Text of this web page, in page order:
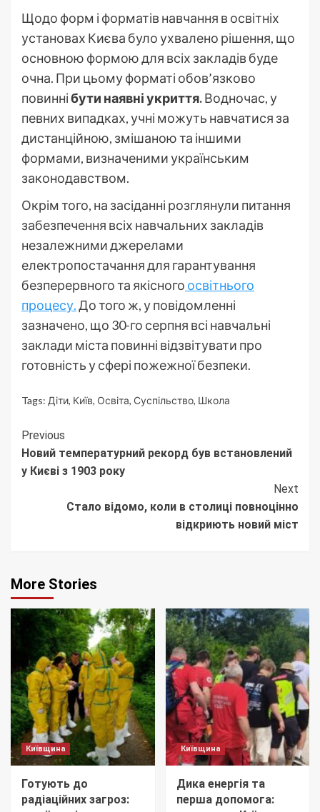
Щодо форм і форматів навчання в освітніх
установах Києва було ухвалено рішення, що
основною формою для всіх закладів буде
очна. При цьому форматі обов’язково
повиннібути наявні укриття.Водночас, у
певних випадках, учні можуть навчатися за
дистанційною, змішаною та іншими
формами, визначеними українським
законодавством.
Окрім того, на засіданні розглянули питання
забезпечення всіх навчальних закладів
незалежними джерелами
електропостачання для гарантування
безперервного та якісного освітнього
процесу.До того ж, у повідомленні
зазначено, що 30-го серпня всі навчальні
заклади міста повинні відзвітувати про
готовність у сфері пожежної безпеки.
Tags: Діти, Київ, Освіта, Суспільство, Школа
Continue
Reading
Previous
Новий температурний рекорд був встановлений
у Києві з 1903 року
Next
Стало відомо, коли в столиці повноцінно
відкриють новий міст
More Stories
Київщина
Готують до
радіаційних загроз:
Київщина
Дика енергія та
перша допомога: